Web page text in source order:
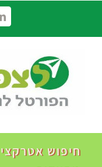
חיפוש